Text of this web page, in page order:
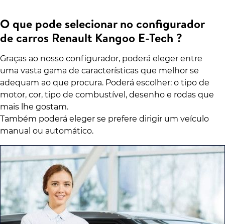
O que pode selecionar no configurador
de carros Renault Kangoo E-Tech ?
Graças ao nosso configurador, poderá eleger entre
uma vasta gama de características que melhor se
adequam ao que procura. Poderá escolher: o tipo de
motor, cor, tipo de combustível, desenho e rodas que
mais lhe gostam.
Também poderá eleger se prefere dirigir um veículo
manual ou automático.